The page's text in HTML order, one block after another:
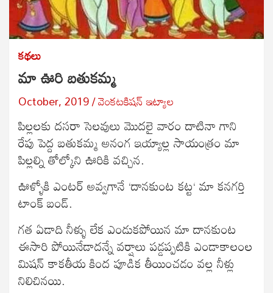
కథలు
మా ఊరి బతుకమ్మ
October, 2019 వెంకటకిషన్ ఇట్యాల
పిల్లలకు దసరా సెలవులు మొదలై వారం దాటినా గాని
రేపు పెద్ద బతుకమ్మ అనంగ ఇయ్యాల్ల సాయంత్రం మా
పిల్లల్ని తోల్కోని ఊరికి వచ్చిన.
ఊళ్ళోకి ఎంటర్ అవ్వగానే ‘దానకుంట కట్ట‘ మా కనగర్తి
టాంక్ బండ్.
గత ఏడాది నీళ్ళు లేక ఎండుకపోయిన మా దానకుంట
ఈసారి పోయినేడాదన్నే వర్షాలు పడ్డప్పటికి ఎండాకాలంల
మిషన్ కాకతీయ కింద పూడిక తీయించడం వల్ల నీళ్లు
నిలిచినయి.